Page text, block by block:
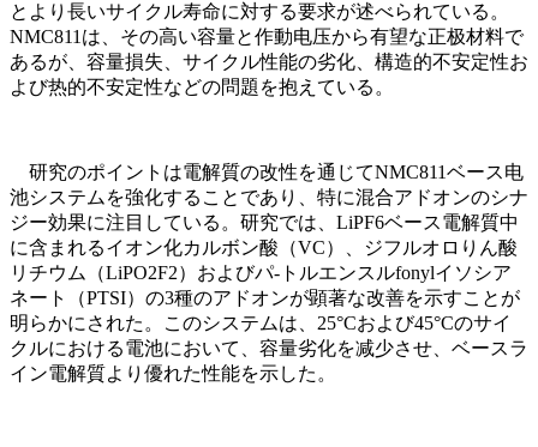
とより長いサイクル寿命に対する要求が述べられている。
NMC811は、その高い容量と作動电压から有望な正极材料で
あるが、容量損失、サイクル性能の劣化、構造的不安定性お
よび热的不安定性などの問題を抱えている。
研究のポイントは電解質の改性を通じてNMC811ベース电
池システムを強化することであり、特に混合アドオンのシナ
ジー効果に注目している。研究では、LiPF6ベース電解質中
に含まれるイオン化カルボン酸（VC）、ジフルオロりん酸
リチウム（LiPO2F2）およびパ-トルエンスルfonylイソシア
ネート（PTSI）の3種のアドオンが顕著な改善を示すことが
明らかにされた。このシステムは、25°Cおよび45°Cのサイ
クルにおける電池において、容量劣化を减少させ、ベースラ
イン電解質より優れた性能を示した。